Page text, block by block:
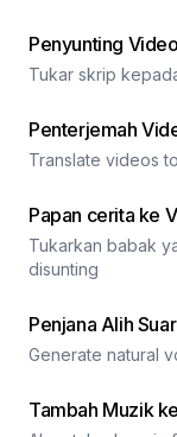
Penyunting
Tukar skrip
Penterjemah
Translate videos
Papan cerita ke
Tukarkan babak
disunting
Penjana Alih
Generate natural
Tambah Muzik